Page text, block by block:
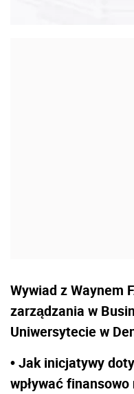
Wywiad z Waynem
zarządzania w
Uniwersytecie w
• Jak inicjatywy
wpływać